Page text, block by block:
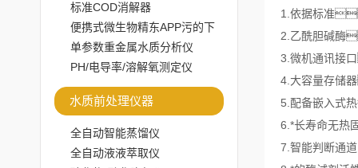
标准COD消解器
便携式微生物精东APP污的下
载安装
单参数重金属水质分析仪
PH/电导率/溶解氧测定仪
水质前处理仪器
全自动智能蒸馏仪
全自动液液萃取仪
1.依据标准
2.乙酰胆碱酶
3.微机通讯
4.大容量存储
5.配备嵌入式
6.*长寿命无
7.智能判断通